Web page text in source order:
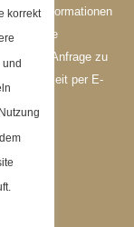
mir Informationen
an Dritte
meine Anfrage zu
ich jederzeit per E-
korrekt
und